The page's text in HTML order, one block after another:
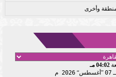
وأخرى
04:02 مـ
07 أغسطس 2026 م